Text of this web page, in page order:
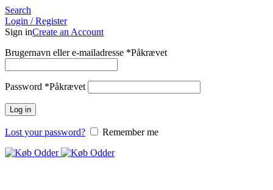
Search
Login / Register
Sign inCreate an Account
Brugernavn eller e-mailadresse *Påkrævet
Password *Påkrævet
Log in
Lost your password? Remember me